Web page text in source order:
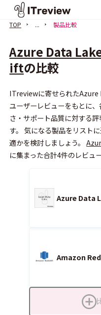
TOP ... 製品比較
Azure Data
iftの比較
ITreviewに寄せられた
ユーザーレビューをもとに
さ・サポート品質に対する
す。 気になる製品をリスト
適かを検討しましょう。
に集まった合計4件のレビュ
Azure Data
Amazon
会員登録（無料